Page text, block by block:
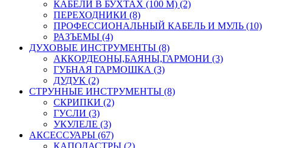
КАБЕЛИ В БУХТАХ (100 М) (2)
ПЕРЕХОДНИКИ (8)
ПРОФЕССИОНАЛЬНЫЙ КАБЕЛЬ И МУЛЬ (10)
РАЗЪЕМЫ (4)
ДУХОВЫЕ ИНСТРУМЕНТЫ (8)
АККОРДЕОНЫ,БАЯНЫ,ГАРМОНИ (3)
ГУБНАЯ ГАРМОШКА (3)
ДУДУК (2)
СТРУННЫЕ ИНСТРУМЕНТЫ (8)
СКРИПКИ (2)
ГУСЛИ (3)
УКУЛЕЛЕ (3)
АКСЕССУАРЫ (67)
КАПОДАСТРЫ (2)